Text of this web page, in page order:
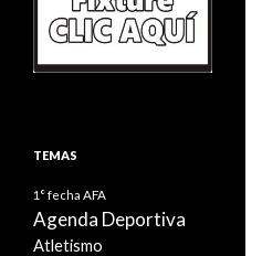
TEMAS
1° fecha AFA
Agenda Deportiva
Atletismo